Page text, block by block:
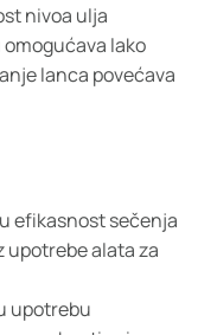
nivoa ulja
lako
lanca povećava
efikasnost sečenja
upotrebe alata za
upotrebu